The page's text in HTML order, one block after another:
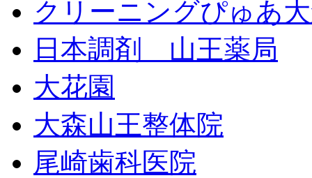
クリーニングぴゅあ
日本調剤 山王薬局
大花園
大森山王整体院
尾崎歯科医院